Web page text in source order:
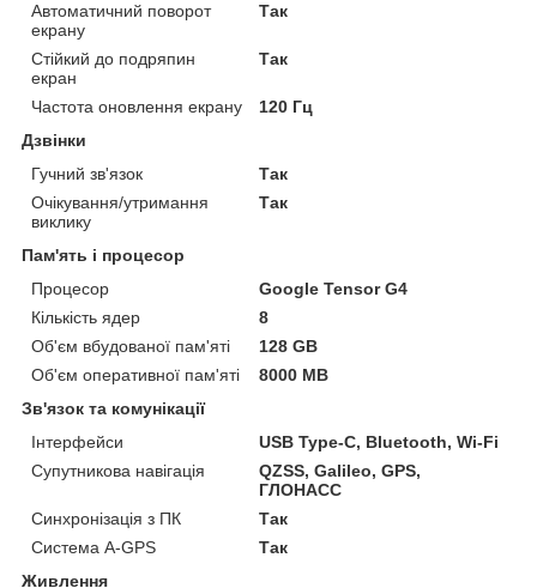
Автоматичний поворот
екрану
Так
Стійкий до подряпин
екран
Так
Частота оновлення екрану
120 Гц
Дзвінки
Гучний зв'язок
Так
Очікування/утримання
виклику
Так
Пам'ять і процесор
Процесор
Google Tensor G4
Кількість ядер
8
Об'єм вбудованої пам'яті
128 GB
Об'єм оперативної пам'яті
8000 MB
Зв'язок та комунікації
Інтерфейси
USB Type-C, Bluetooth, Wi-Fi
Супутникова навігація
QZSS, Galileo, GPS,
ГЛОНАСС
Синхронізація з ПК
Так
Система A-GPS
Так
Живлення